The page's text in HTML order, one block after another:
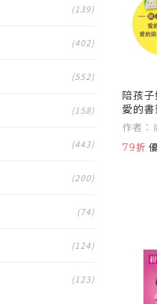
陪孩
愛的
貼圖)
與放
作者：
79折
(139)
(402)
(552)
(158)
(443)
(200)
(74)
(124)
(123)